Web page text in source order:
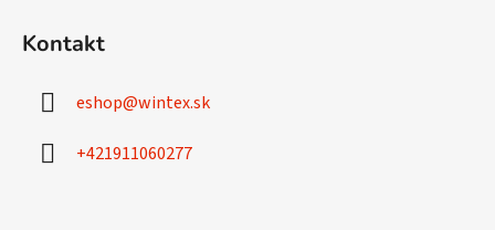
Kontakt
eshop@wintex.sk
+421911060277